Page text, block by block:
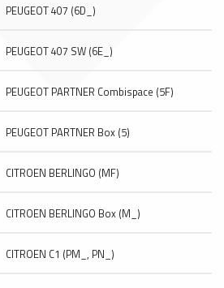
PEUGEOT 407 (6D_)
PEUGEOT 407 SW (6E_)
PEUGEOT PARTNER Combispace (5F)
PEUGEOT PARTNER Box (5)
CITROEN BERLINGO (MF)
CITROEN BERLINGO Box (M_)
CITROEN C1 (PM_, PN_)